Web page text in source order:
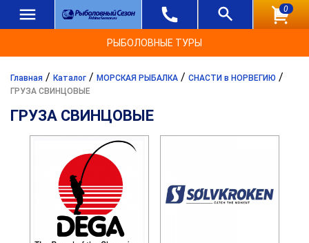
0
РЫБОЛОВНЫЕ ТУРЫ
Главная / Каталог / МОРСКАЯ РЫБАЛКА / СНАСТИ в НОРВЕГИЮ /
ГРУЗА СВИНЦОВЫЕ
ГРУЗА СВИНЦОВЫЕ